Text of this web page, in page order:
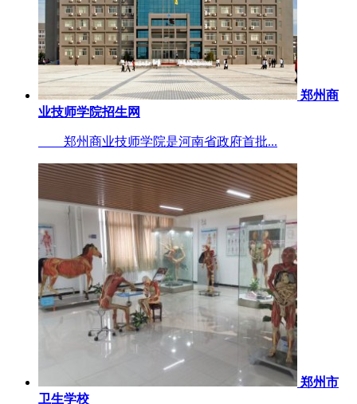
郑州商
业技师学院招生网
郑州商业技师学院是河南省政府首批...
郑州市
卫生学校